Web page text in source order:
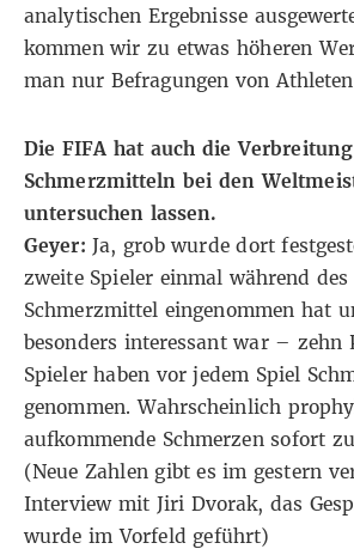
analytischen Ergebnisse
kommen wir zu etwas höheren
man nur Befragungen von
Die FIFA hat auch die
Schmerzmitteln bei den
untersuchen lassen.
Geyer: Ja, grob wurde dort
zweite Spieler einmal während
Schmerzmittel eingenommen hat
besonders interessant war – zehn
Spieler haben vor jedem Spiel
genommen. Wahrscheinlich
aufkommende Schmerzen sofort
(Neue Zahlen gibt es im gestern
Interview mit Jiri Dvorak, das
wurde im Vorfeld geführt)